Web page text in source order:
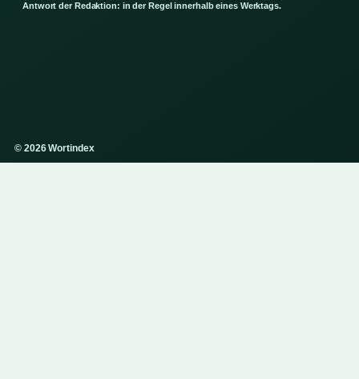
Antwort der Redaktion: in der Regel innerhalb eines Werktags.
© 2026 Wortindex